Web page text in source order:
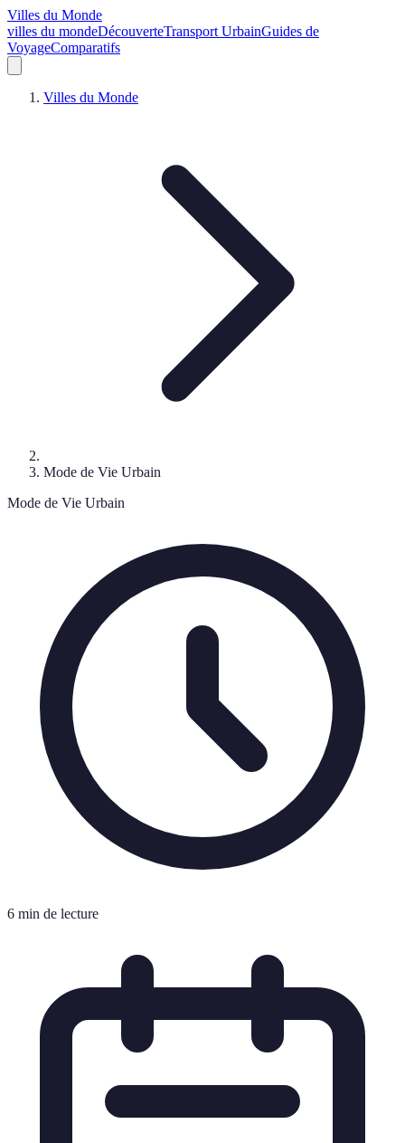
Villes du Monde
villes du mondeDécouverteTransport UrbainGuides de
VoyageComparatifs
Villes du Monde
Mode de Vie Urbain
Mode de Vie Urbain
6 min de lecture